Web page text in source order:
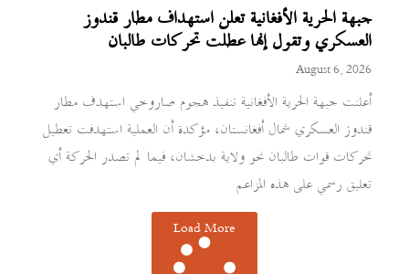
جبهة الحرية الأفغانية تعلن استهداف مطار قندوز
العسكري وتقول إنها عطلت تحركات طالبان
August 6, 2026
أعلنت جبهة الحرية الأفغانية تنفيذ هجوم صاروخي استهدف مطار
قندوز العسكري شمال أفغانستان، مؤكدة أن العملية استهدفت تعطيل
تحركات قوات طالبان نحو ولاية بدخشان، فيما لم تصدر الحركة أي
تعليق رسمي على هذه المزاعم
Load More